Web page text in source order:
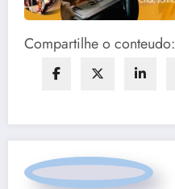
Compartilhe o conteudo: